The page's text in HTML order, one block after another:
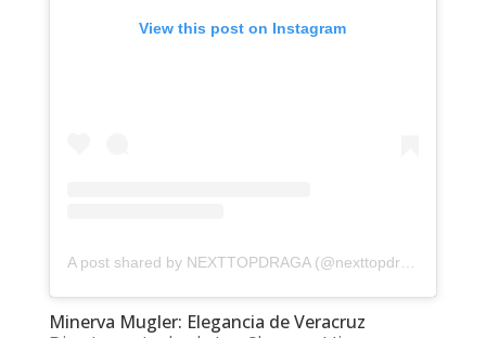
View this post on Instagram
Minerva Mugler: Elegancia de Veracruz